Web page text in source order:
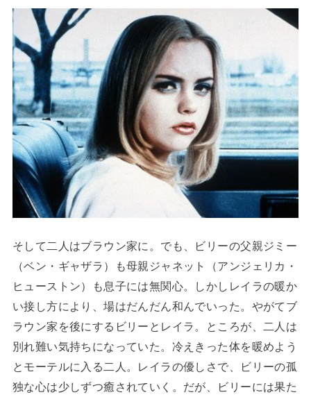
そして二人はブラウン家に。でも、ビリーの父親ジミー
（ベン・ギャザラ）も母親ジャネット（アンジェリカ・
ヒューストン）も息子には無関心。しかしレイラの暖か
い接し方により、場はだんだん和んでいった。やがてブ
ラウン家を後にするビリーとレイラ。ところが、二人は
別れ難い気持ちになっていた。冷えきった体を暖めよう
とモーテルに入る二人。レイラの優しさで、ビリーの孤
独な心は少しずつ癒されていく。だが、ビリーには果た